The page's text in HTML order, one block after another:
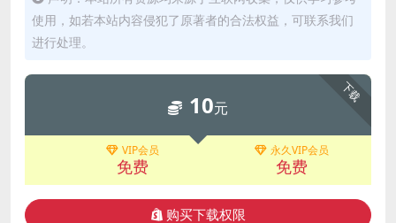
使用，如若本站内容侵犯了原著者的合法权益，可联系我们
进行处理。
下载
10元
VIP会员
免费
永久VIP会员
免费
购买下载权限